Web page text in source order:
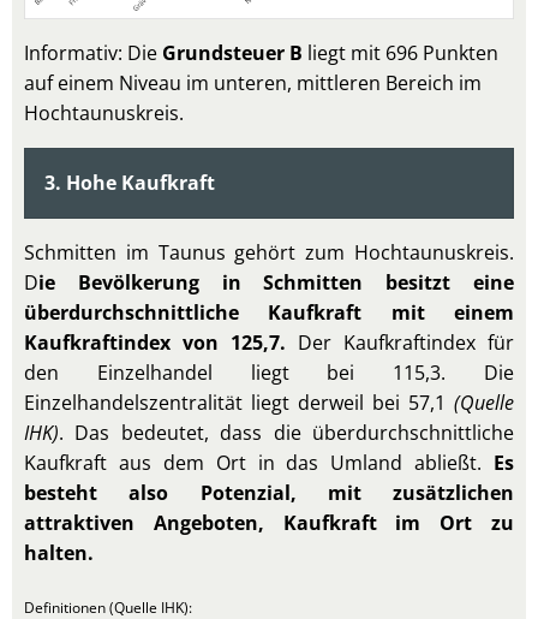
Informativ: Die Grundsteuer B liegt mit 696 Punkten
auf einem Niveau im unteren, mittleren Bereich im
Hochtaunuskreis.
3. Hohe Kaufkraft
Schmitten im Taunus gehört zum Hochtaunuskreis.
Die Bevölkerung in Schmitten besitzt eine
überdurchschnittliche Kaufkraft mit einem
Kaufkraftindex von 125,7. Der Kaufkraftindex für
den Einzelhandel liegt bei 115,3. Die
Einzelhandelszentralität liegt derweil bei 57,1 (Quelle
IHK). Das bedeutet, dass die überdurchschnittliche
Kaufkraft aus dem Ort in das Umland abließt. Es
besteht also Potenzial, mit zusätzlichen
attraktiven Angeboten, Kaufkraft im Ort zu
halten.
Definitionen (Quelle IHK):